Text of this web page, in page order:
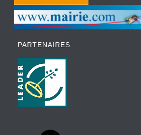
PARTENAIRES